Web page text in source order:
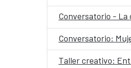
Conversatorio -
Conversatorio:
Taller creativo: